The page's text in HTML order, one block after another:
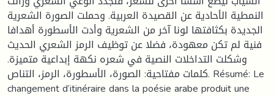
النمطية الأحادية عن القصيدة العربية. وحملت الصورة الشعرية
الجديدة بكثافتها لونا آخر من الشعرية وأدت الأسطورة أهدافا
فنية لم تكن معهودة، فضلا عن توظيف الرمز الشعري الحديث
وشكلت التداخلات النصية في شعره نكهة إبداعية متميزة.
كلمات مفتاحية: الصورة، الأسطورة، الرمز، التناص. Résumé: Le
changement d’itinéraire dans la poésie arabe produit une